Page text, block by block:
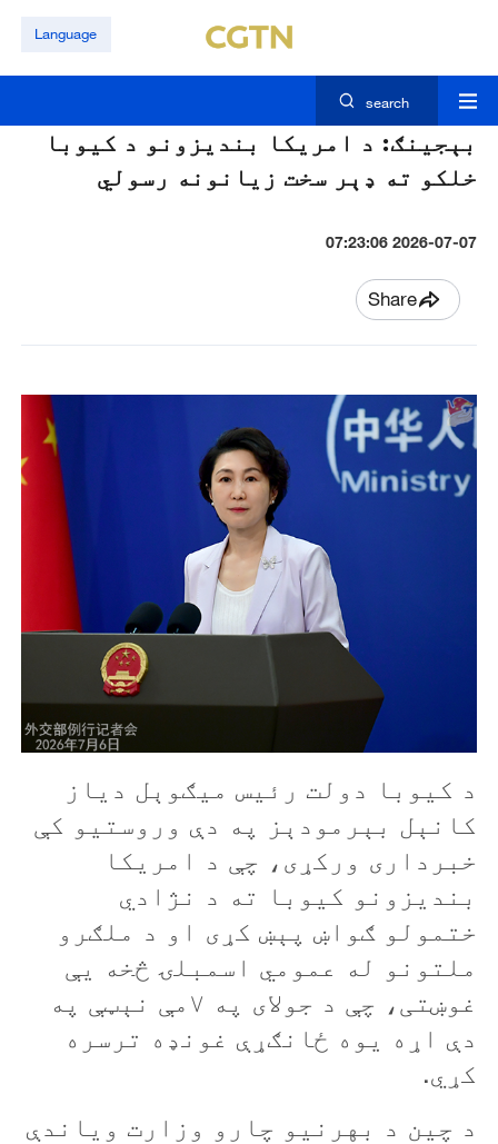
Language
search
بېجينګ: د امريکا بنديزونو د کيوبا
خلکو ته ډېر سخت زيانونه رسولي
2026-07-07 07:23:06
Share
د کيوبا دولت رئيس ميګوېل دياز
کانېل بېرمودېز په دې وروستيو کې
خبرداری ورکړی، چې د امريکا
بنديزونو کيوبا ته د نژادي
ختمولو ګواښ پېښ کړی او د ملګرو
ملتونو له عمومي اسمبلۍ څخه يې
غوښتی، چې د جولای په ۷مې نېټې په
دې اړه يوه ځانګړې غونډه ترسره
کړي.
د چین د بهرنیو چارو وزارت وياندې